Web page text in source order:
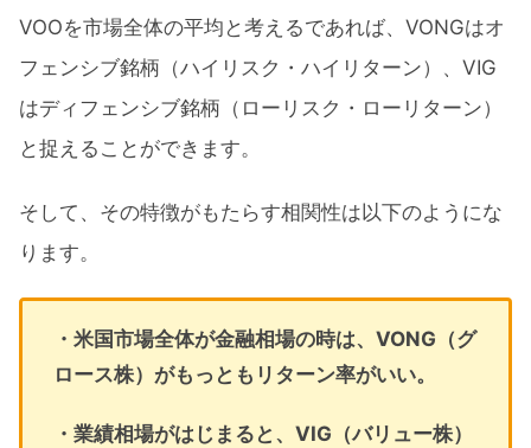
VOOを市場全体の平均と考えるであれば、VONGはオ
フェンシブ銘柄（ハイリスク・ハイリターン）、VIG
はディフェンシブ銘柄（ローリスク・ローリターン）
と捉えることができます。
そして、その特徴がもたらす相関性は以下のようにな
ります。
・米国市場全体が金融相場の時は、VONG（グ
ロース株）がもっともリターン率がいい。
・業績相場がはじまると、VIG（バリュー株）